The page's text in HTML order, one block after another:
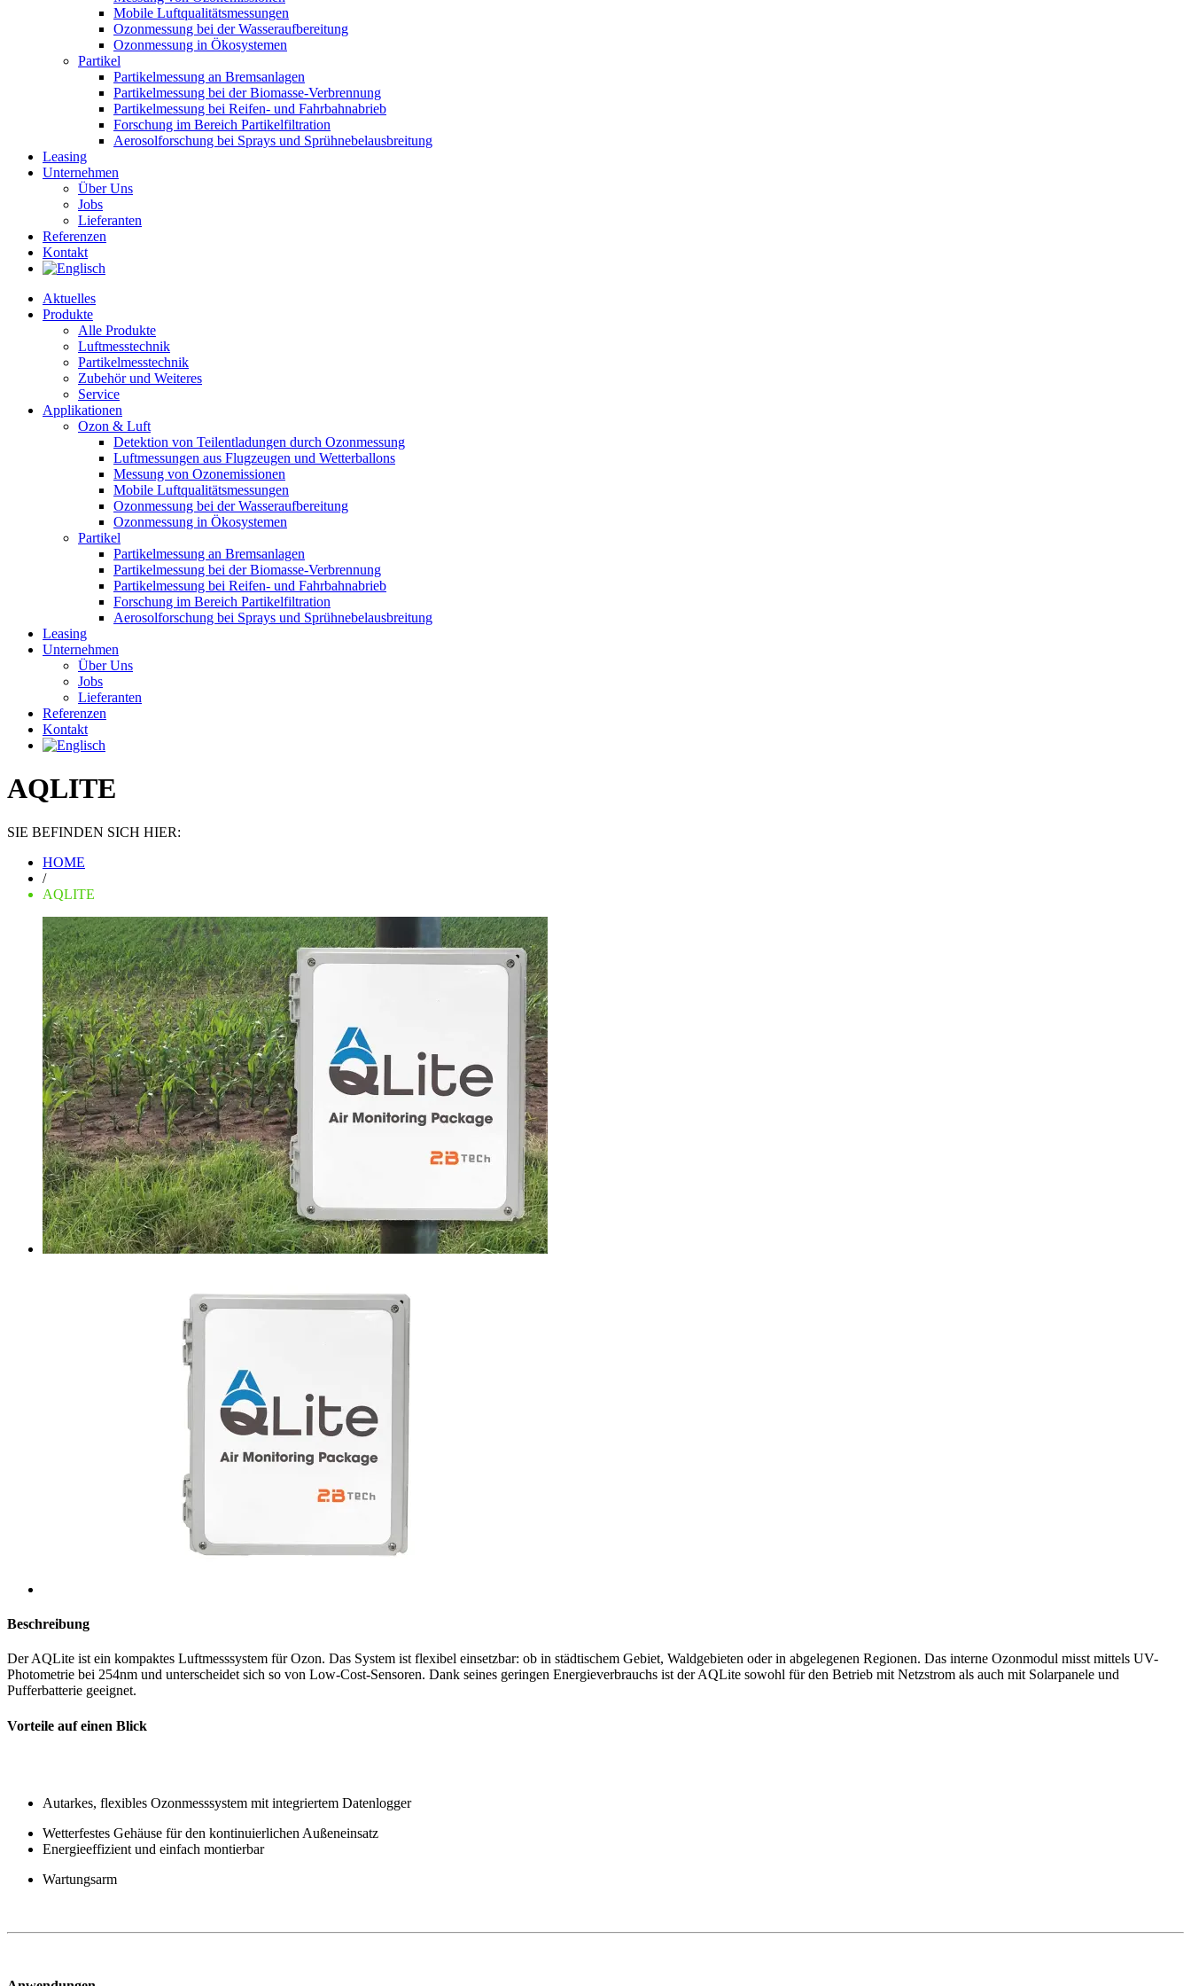
Mobile Luftqualitätsmessungen
Ozonmessung bei der Wasseraufbereitung
Ozonmessung in Ökosystemen
Partikel
Partikelmessung an Bremsanlagen
Partikelmessung bei der Biomasse-Verbrennung
Partikelmessung bei Reifen- und Fahrbahnabrieb
Forschung im Bereich Partikelfiltration
Aerosolforschung bei Sprays und Sprühnebelausbreitung
Leasing
Unternehmen
Über Uns
Jobs
Lieferanten
Referenzen
Kontakt
Aktuelles
Produkte
Alle Produkte
Luftmesstechnik
Partikelmesstechnik
Zubehör und Weiteres
Service
Applikationen
Ozon & Luft
Detektion von Teilentladungen durch Ozonmessung
Luftmessungen aus Flugzeugen und Wetterballons
Messung von Ozonemissionen
Mobile Luftqualitätsmessungen
Ozonmessung bei der Wasseraufbereitung
Ozonmessung in Ökosystemen
Partikel
Partikelmessung an Bremsanlagen
Partikelmessung bei der Biomasse-Verbrennung
Partikelmessung bei Reifen- und Fahrbahnabrieb
Forschung im Bereich Partikelfiltration
Aerosolforschung bei Sprays und Sprühnebelausbreitung
Leasing
Unternehmen
Über Uns
Jobs
Lieferanten
Referenzen
Kontakt
AQLITE
SIE BEFINDEN SICH HIER:
HOME
/
AQLITE
Beschreibung
Der AQLite ist ein kompaktes Luftmesssystem für Ozon. Das System ist flexibel einsetzbar: ob in städtischem Gebiet, Waldgebieten oder in abgelegenen Regionen. Das interne Ozonmodul misst mittels UV-
Photometrie bei 254nm und unterscheidet sich so von Low-Cost-Sensoren. Dank seines geringen Energieverbrauchs ist der AQLite sowohl für den Betrieb mit Netzstrom als auch mit Solarpanele und
Pufferbatterie geeignet.
Vorteile auf einen Blick
Autarkes, flexibles Ozonmesssystem mit integriertem Datenlogger
Wetterfestes Gehäuse für den kontinuierlichen Außeneinsatz
Energieeffizient und einfach montierbar
Wartungsarm